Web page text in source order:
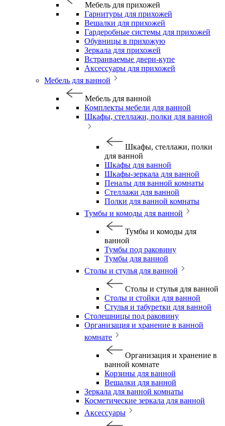
Мебель для прихожей
Гарнитуры для прихожей
Вешалки для прихожей
Гардеробные системы для прихожей
Обувницы в прихожую
Зеркала для прихожей
Встраиваемые двери-купе
Аксессуары для прихожей
Мебель для ванной
Мебель для ванной
Комплекты мебели для ванной
Шкафы, стеллажи, полки для ванной
Шкафы, стеллажи, полки
для ванной
Шкафы для ванной
Шкафы-зеркала для ванной
Пеналы для ванной комнаты
Стеллажи для ванной
Полки для ванной комнаты
Тумбы и комоды для ванной
Тумбы и комоды для
ванной
Тумбы под раковину
Тумбы для ванной
Столы и стулья для ванной
Столы и стулья для ванной
Столы и стойки для ванной
Стулья и табуретки для ванной
Столешницы под раковину
Организация и хранение в ванной
комнате
Организация и хранение в
ванной комнате
Корзины для ванной
Вешалки для ванной
Зеркала для ванной комнаты
Косметические зеркала для ванной
Аксессуары